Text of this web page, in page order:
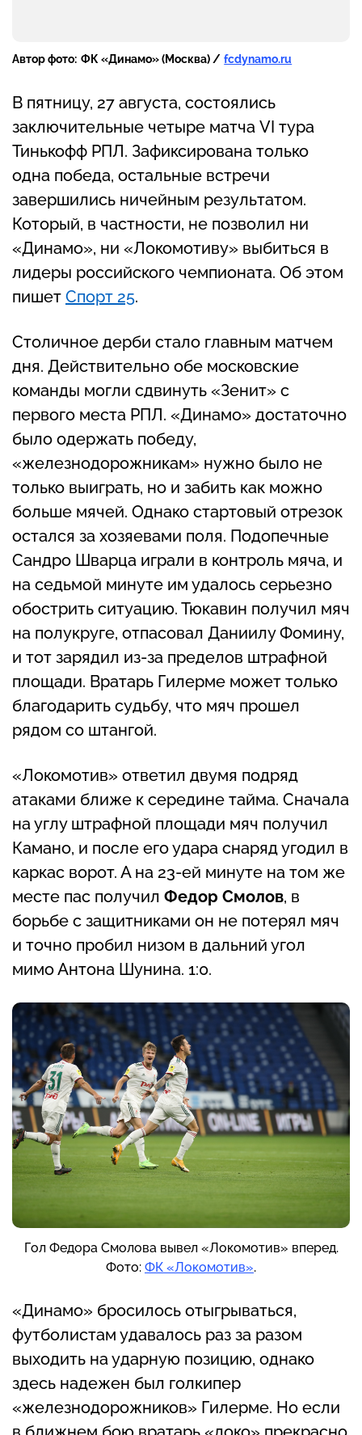
Автор фото: ФК «Динамо» (Москва) / fcdynamo.ru
В пятницу, 27 августа, состоялись
заключительные четыре матча VI тура
Тинькофф РПЛ. Зафиксирована только
одна победа, остальные встречи
завершились ничейным результатом.
Который, в частности, не позволил ни
«Динамо», ни «Локомотиву» выбиться в
лидеры российского чемпионата. Об этом
пишет Спорт 25.
Столичное дерби стало главным матчем
дня. Действительно обе московские
команды могли сдвинуть «Зенит» с
первого места РПЛ. «Динамо» достаточно
было одержать победу,
«железнодорожникам» нужно было не
только выиграть, но и забить как можно
больше мячей. Однако стартовый отрезок
остался за хозяевами поля. Подопечные
Сандро Шварца играли в контроль мяча, и
на седьмой минуте им удалось серьезно
обострить ситуацию. Тюкавин получил мяч
на полукруге, отпасовал Даниилу Фомину,
и тот зарядил из-за пределов штрафной
площади. Вратарь Гилерме может только
благодарить судьбу, что мяч прошел
рядом со штангой.
«Локомотив» ответил двумя подряд
атаками ближе к середине тайма. Сначала
на углу штрафной площади мяч получил
Камано, и после его удара снаряд угодил в
каркас ворот. А на 23-ей минуте на том же
месте пас получил Федор Смолов, в
борьбе с защитниками он не потерял мяч
и точно пробил низом в дальний угол
мимо Антона Шунина. 1:0.
Гол Федора Смолова вывел «Локомотив» вперед.
Фото: ФК «Локомотив».
«Динамо» бросилось отыгрываться,
футболистам удавалось раз за разом
выходить на ударную позицию, однако
здесь надежен был голкипер
«железнодорожников» Гилерме. Но если